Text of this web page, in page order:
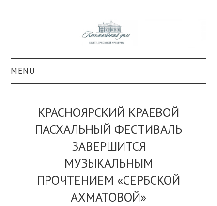
MENU
КОЛЛЕКЦИИ
ОБРАЗОВАНИЕ
КРАСНОЯРСКИЙ КРАЕВОЙ
ПАСХАЛЬНЫЙ ФЕСТИВАЛЬ
ЗАВЕРШИТСЯ
МУЗЫКАЛЬНЫМ
ПРОЧТЕНИЕМ «СЕРБСКОЙ
АХМАТОВОЙ»